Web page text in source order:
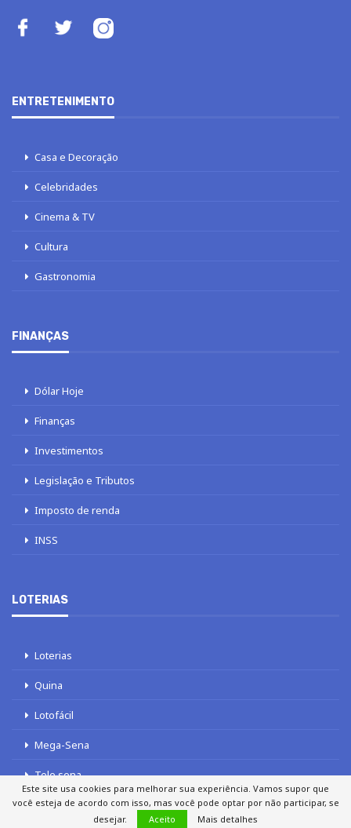
ENTRETENIMENTO
Casa e Decoração
Celebridades
Cinema & TV
Cultura
Gastronomia
FINANÇAS
Dólar Hoje
Finanças
Investimentos
Legislação e Tributos
Imposto de renda
INSS
LOTERIAS
Loterias
Quina
Lotofácil
Mega-Sena
Tele sena
Este site usa cookies para melhorar sua experiência. Vamos supor que
você esteja de acordo com isso, mas você pode optar por não participar, se
desejar.
Aceito Mais detalhes